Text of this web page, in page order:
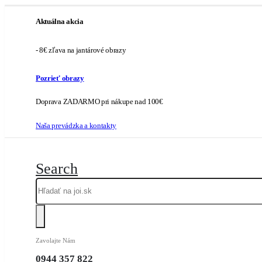
Aktuálna akcia
- 8€ zľava na jantárové obrazy
Pozrieť obrazy
Doprava ZADARMO pri nákupe nad 100€
Naša prevádzka a kontakty
Search
Zavolajte Nám
0944 357 822